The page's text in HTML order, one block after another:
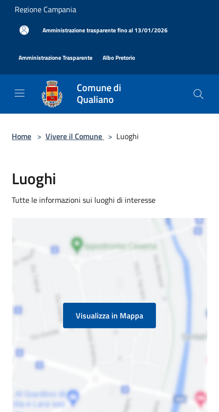
Salta al contenuto principale
Regione Campania
Amministrazione trasparente fino al 13/01/2026
Amministrazione Trasparente Albo Pretorio
Comune di
Qualiano
Home > Vivere il Comune > Luoghi
Luoghi
Tutte le informazioni sui luoghi di interesse
Visualizza in Mappa